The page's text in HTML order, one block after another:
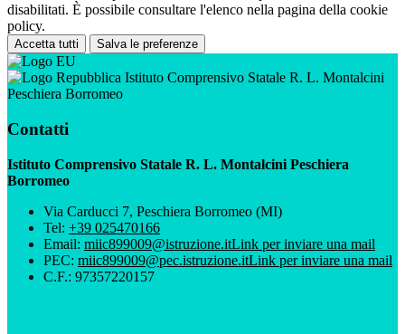
disabilitati. È possibile consultare l'elenco nella pagina della cookie
policy.
Accetta tutti Salva le preferenze
Istituto Comprensivo Statale R. L. Montalcini
Peschiera Borromeo
Contatti
Istituto Comprensivo Statale R. L. Montalcini Peschiera
Borromeo
Via Carducci 7, Peschiera Borromeo (MI)
Tel: +39 025470166
Email: miic899009@istruzione.itLink per inviare una mail
PEC: miic899009@pec.istruzione.itLink per inviare una mail
C.F.: 97357220157